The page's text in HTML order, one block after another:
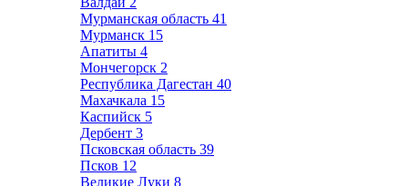
Мурманская область 41
Мурманск 15
Апатиты 4
Мончегорск 2
Республика Дагестан 40
Махачкала 15
Каспийск 5
Дербент 3
Псковская область 39
Псков 12
Великие Луки 8